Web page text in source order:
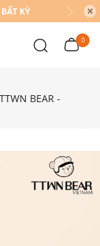
KỲ
0
BEAR -